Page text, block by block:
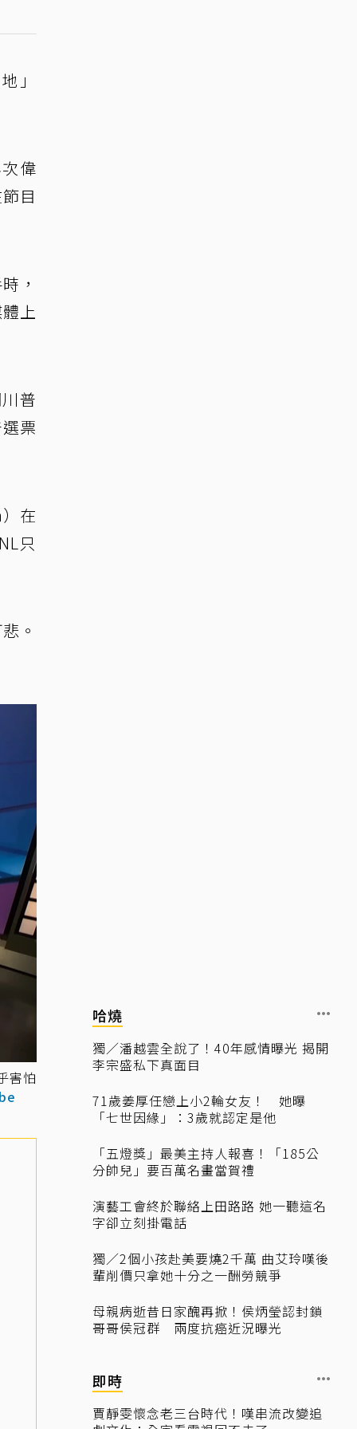
」
偉
目
，
上
普
票
在
只
。
害怕
哈燒
獨／潘越雲全說了！40年感情曝光 揭開
李宗盛私下真面目
71歲姜厚任戀上小2輪女友！ 她曝
「七世因緣」：3歲就認定是他
「五燈獎」最美主持人報喜！「185公
分帥兒」要百萬名畫當賀禮
演藝工會終於聯絡上田路路 她一聽這名
字卻立刻掛電話
獨／2個小孩赴美要燒2千萬 曲艾玲嘆後
輩削價只拿她十分之一酬勞競爭
母親病逝昔日家醜再掀！侯炳瑩認封鎖
哥哥侯冠群 兩度抗癌近況曝光
即時
賈靜雯懷念老三台時代！嘆串流改變追